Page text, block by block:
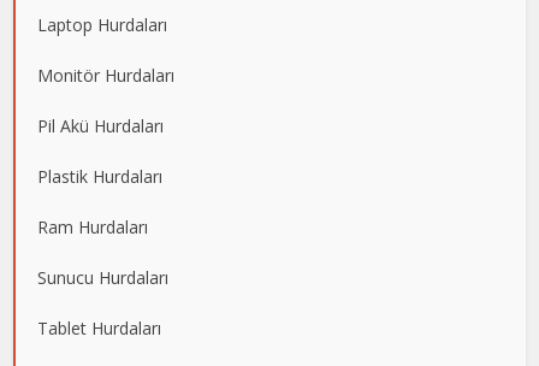
Laptop Hurdaları
Monitör Hurdaları
Pil Akü Hurdaları
Plastik Hurdaları
Ram Hurdaları
Sunucu Hurdaları
Tablet Hurdaları